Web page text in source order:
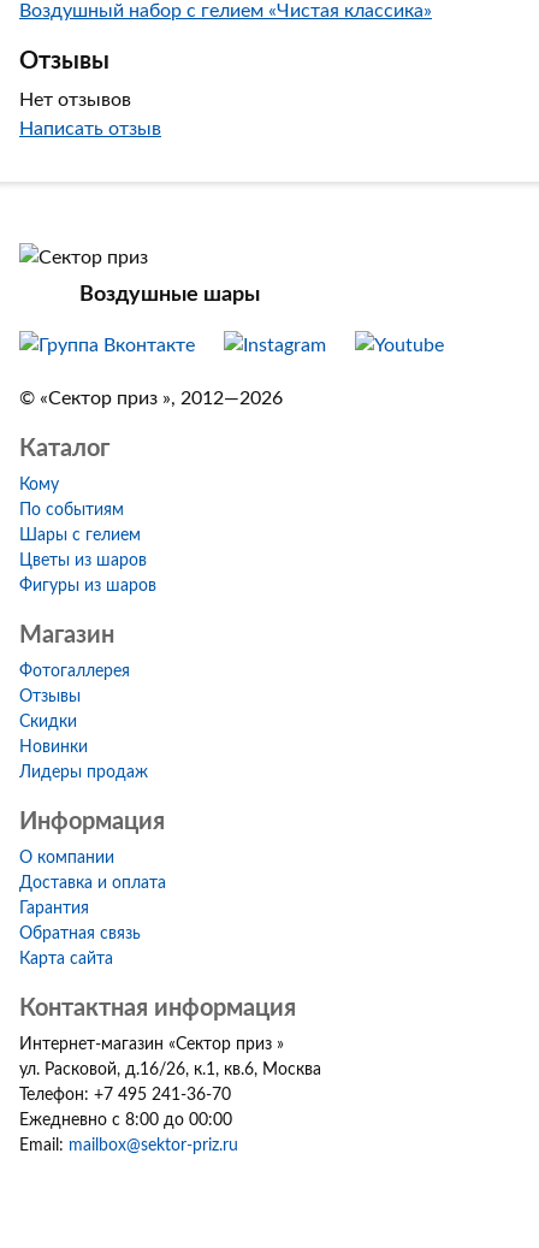
Воздушный набор с гелием «Чистая классика»
Отзывы
Нет отзывов
Написать отзыв
Воздушные шары
© «Сектор приз », 2012—2026
Каталог
Кому
По событиям
Шары с гелием
Цветы из шаров
Фигуры из шаров
Магазин
Фотогаллерея
Отзывы
Скидки
Новинки
Лидеры продаж
Информация
О компании
Доставка и оплата
Гарантия
Обратная связь
Карта сайта
Контактная информация
Интернет-магазин «Сектор приз »
ул. Расковой, д.16/26, к.1, кв.6, Москва
Телефон: +7 495 241-36-70
Ежедневно с 8:00 до 00:00
Email: mailbox@sektor-priz.ru